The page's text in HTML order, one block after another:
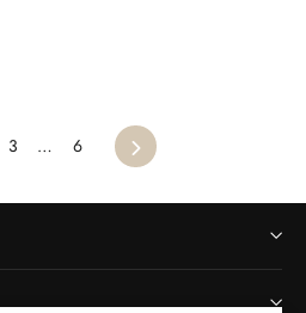
3 … 6 Następny